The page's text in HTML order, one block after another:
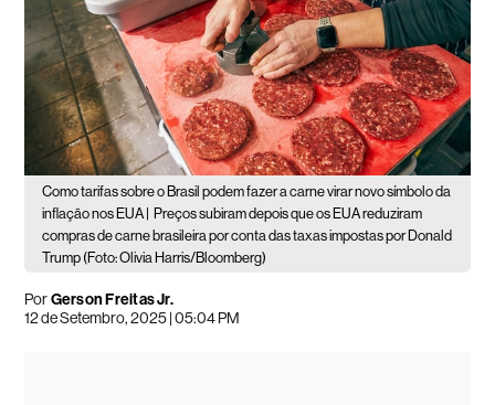
Como tarifas sobre o Brasil podem fazer a carne virar novo símbolo da
inflação nos EUA |
Preços subiram depois que os EUA reduziram
compras de carne brasileira por conta das taxas impostas por Donald
Trump (Foto: Olivia Harris/Bloomberg)
PorGerson Freitas Jr.
12 de Setembro, 2025 | 05:04 PM